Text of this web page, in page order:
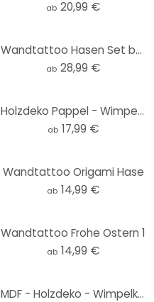
ab 20,99 €
Wandtattoo Hasen Set bunt
ab 28,99 €
Holzdeko Pappel - Wimpelkette Ostern (4er-Set) inkl. Baumwollseil
ab 17,99 €
Wandtattoo Origami Hase
ab 14,99 €
Wandtattoo Frohe Ostern 1
ab 14,99 €
MDF - Holzdeko - Wimpelkette Ostern - Sprüche (4er Set) inkl. Baumwollseil